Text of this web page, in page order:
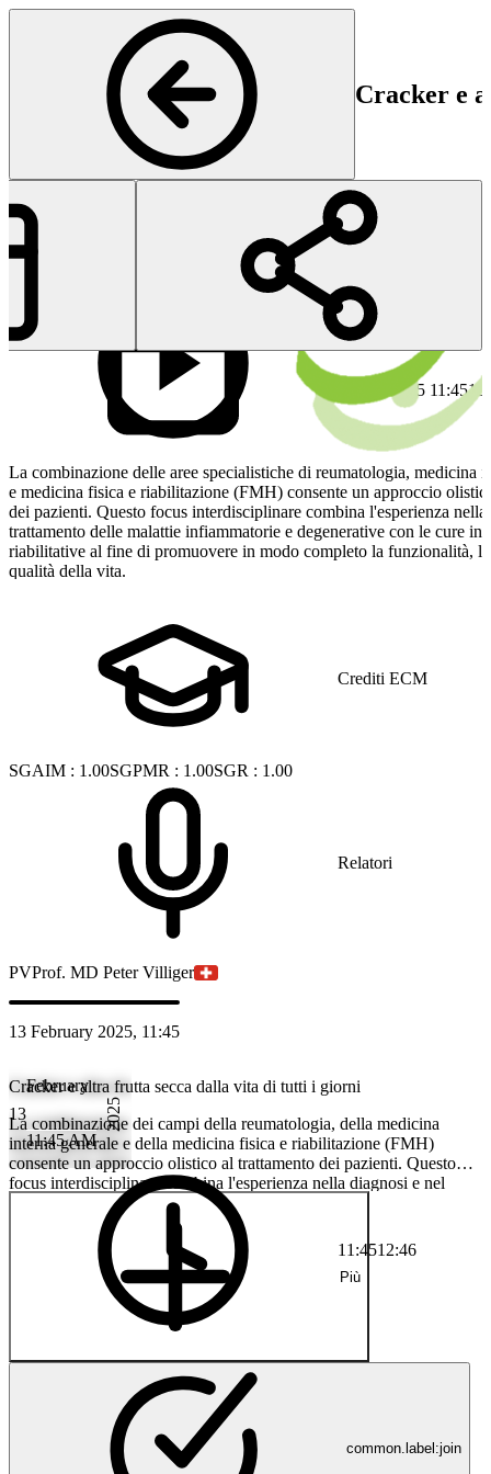
Cracker e
Inizio
13 Feb 2025 11:4513
La combinazione delle aree specialistiche di reumatologia, medicina
e medicina fisica e riabilitazione (FMH) consente un approccio
dei pazienti. Questo focus interdisciplinare combina l'esperienza
trattamento delle malattie infiammatorie e degenerative con le cure
riabilitative al fine di promuovere in modo completo la funzionalità,
qualità della vita.
Crediti ECM
SGAIM : 1.00SGPMR : 1.00SGR : 1.00
Relatori
PVProf. MD Peter Villiger
13 February 2025, 11:45
13
February
11:45 AM
2025
11:4512:46
Cracker e altra frutta secca dalla vita di tutti i giorni
La combinazione dei campi della reumatologia, della medicina
interna generale e della medicina fisica e riabilitazione (FMH)
consente un approccio olistico al trattamento dei pazienti. Questo
focus interdisciplinare combina l'esperienza nella diagnosi e nel
trattamento delle malattie infiammatorie e degenerative con le cure
interne e le misure riabilitative al fine di promuovere in modo
completo la funzionalità, la mobilità e la qualità della vita.
Più
common.label:join